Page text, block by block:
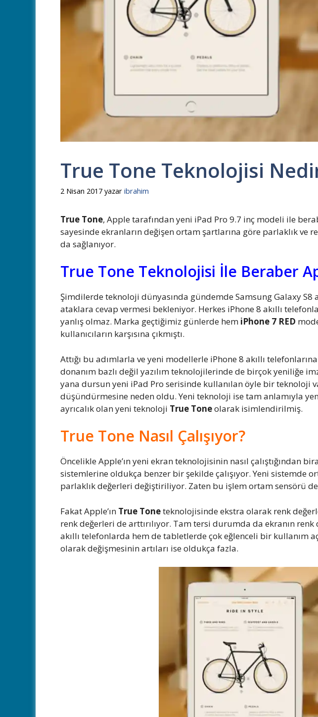
True Tone Teknolojisi
2 Nisan 2017 yazar ibrahim
True Tone, Apple tarafından yeni iPad Pro 9.7 inç modeli ile
sayesinde ekranların değişen ortam şartlarına göre parlaklık
da sağlanıyor.
True Tone Teknolojisi İle Beraber
Şimdilerde teknoloji dünyasında gündemde Samsung Galaxy S8
ataklara cevap vermesi bekleniyor. Herkes iPhone 8 akıllı
yanlış olmaz. Marka geçtiğimiz günlerde hem iPhone 7 RED
kullanıcıların karşısına çıkmıştı.
Attığı bu adımlarla ve yeni modellerle iPhone 8 akıllı
donanım bazlı değil yazılım teknolojilerinde de birçok yeniliğe
yana dursun yeni iPad Pro serisinde kullanılan öyle bir teknoloji
düşündürmesine neden oldu. Yeni teknoloji ise tam anlamıyla
ayrıcalık olan yeni teknoloji True Toneolarak isimlendirilmiş.
True Tone Nasıl Çalışıyor?
Öncelikle Apple’ın yeni ekran teknolojisinin nasıl çalıştığından
sistemlerine oldukça benzer bir şekilde çalışıyor. Yeni sistemde
parlaklık değerleri değiştiriliyor. Zaten bu işlem ortam sensörü
Fakat Apple’ın True Toneteknolojisinde ekstra olarak renk
renk değerleri de arttırılıyor. Tam tersi durumda da ekranın
akıllı telefonlarda hem de tabletlerde çok eğlenceli bir kullanım
olarak değişmesinin artıları ise oldukça fazla.